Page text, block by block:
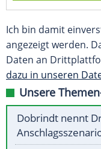
Ich bin damit
angezeigt werden.
Daten an
dazu in unseren
Unsere
Dobrindt nennt